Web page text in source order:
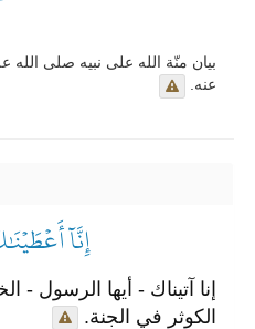
بيان منّة الله على نبيه صلى الله
عنه.
إِنَّآ
إنا آتيناك - أيها الرسول -
الكوثر في الجنة.